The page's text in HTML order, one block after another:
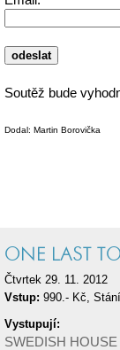
odeslat
Soutěž bude
Dodal: Martin Borovička
ONE LAST
Čtvrtek 29. 11. 2012
Vstup: 990.- Kč,
Vystupují:
SWEDISH